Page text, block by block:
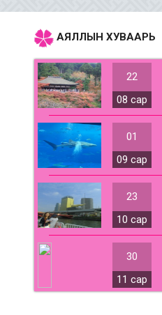
АЯЛЛЫН ХУВААРЬ
22
08 сар
01
09 сар
23
10 сар
30
11 сар